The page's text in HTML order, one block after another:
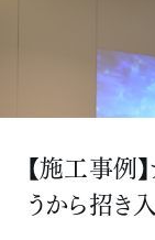
【施工事例
うから招き